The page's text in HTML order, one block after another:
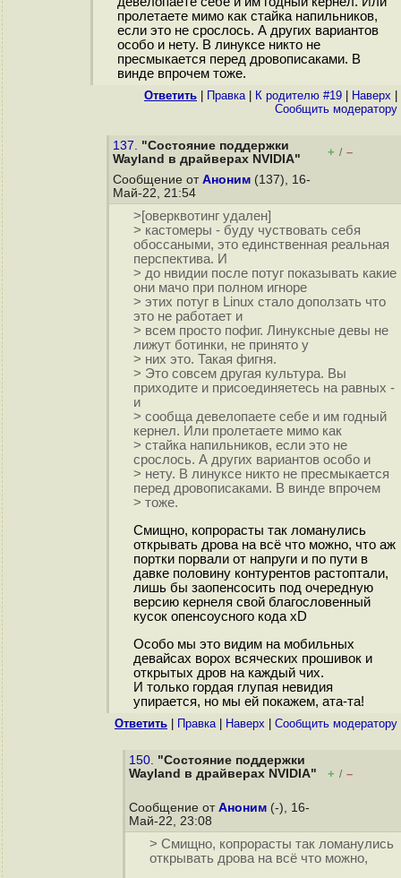
пролетаете мимо как стайка напильников,
если это не срослось. А других вариантов
особо и нету. В линуксе никто не
пресмыкается перед дровописаками. В
винде впрочем тоже.
Ответить Правка| К родителю #19 Наверх
Cообщить модератору
137. "Состояние поддержки
Wayland в драйверах NVIDIA"
+ / –
Сообщение от Аноним (137), 16-
Май-22, 21:54
>[оверквотинг удален]
> кастомеры - буду чуствовать себя
обоссаными, это единственная реальная
перспектива. И
> до нвидии после потуг показывать какие
они мачо при полном игноре
> этих потуг в Linux стало доползать что
это не работает и
> всем просто пофиг. Линуксные девы не
лижут ботинки, не принято у
> них это. Такая фигня.
> Это совсем другая культура. Вы
приходите и присоединяетесь на равных -
и
> сообща девелопаете себе и им годный
кернел. Или пролетаете мимо как
> стайка напильников, если это не
срослось. А других вариантов особо и
> нету. В линуксе никто не пресмыкается
перед дровописаками. В винде впрочем
> тоже.
Смищно, копрорасты так ломанулись
открывать дрова на всё что можно, что аж
портки порвали от напруги и по пути в
давке половину контурентов растоптали,
лишь бы заопенсосить под очередную
версию кернеля свой благословенный
кусок опенсоусного кода xD
Особо мы это видим на мобильных
девайсах ворох всяческих прошивок и
открытых дров на каждый чих.
И только гордая глупая невидия
упирается, но мы ей покажем, ата-та!
Ответить Правка| Наверх Cообщить модератору
150. "Состояние поддержки
Wayland в драйверах NVIDIA"
+ / –
Сообщение от Аноним (-), 16-
Май-22, 23:08
> Смищно, копрорасты так ломанулись
открывать дрова на всё что можно,